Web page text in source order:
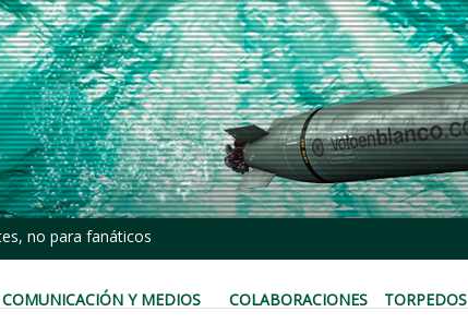
no para fanáticos
COMUNICACIÓN Y MEDIOS COLABORACIONES TORPEDOS